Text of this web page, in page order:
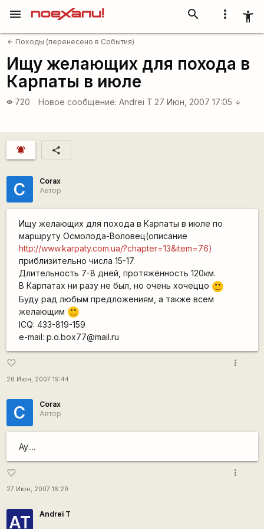
more_vert accessibility_new
search
menu
arrow_back Походы (перенесено в События)
Ищу желающих для похода в
Карпаты в июле
visibility 720 Новое сообщение: Andrei T 27 Июн, 2007 17:05 arrow_downward
notifications_active share
C
Corax
Автор
Ищу желающих для похода в Карпаты в июле по
маршруту Осмолода-Воловец(описание
http://www.karpaty.com.ua/?chapter=13&item=76)
приблизительно числа 15-17.
Длительность 7-8 дней, протяжённость 120км.
В Карпатах ни разу не был, но очень хочеццо
:)
Буду рад любым предложениям, а также всем
желающим
:)
ICQ: 433-819-159
e-mail: p.o.box77@mail.ru
favorite_border
26 Июн, 2007 19:44
more_vert
C
Corax
Автор
Ау....
favorite_border
27 Июн, 2007 16:29
more_vert
АТ Andrei T